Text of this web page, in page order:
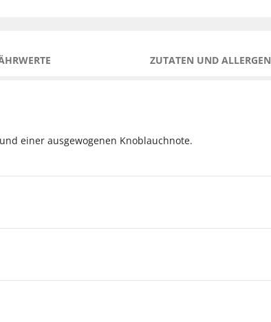
ZUTATEN UND
einer ausgewogenen Knoblauchnote.